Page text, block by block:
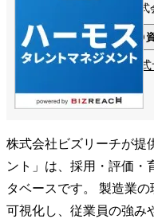
株
公式
株式会社ビズリーチが提
ント」は、採用・評価・
タベースです。 製造業
可視化し、従業員の強み